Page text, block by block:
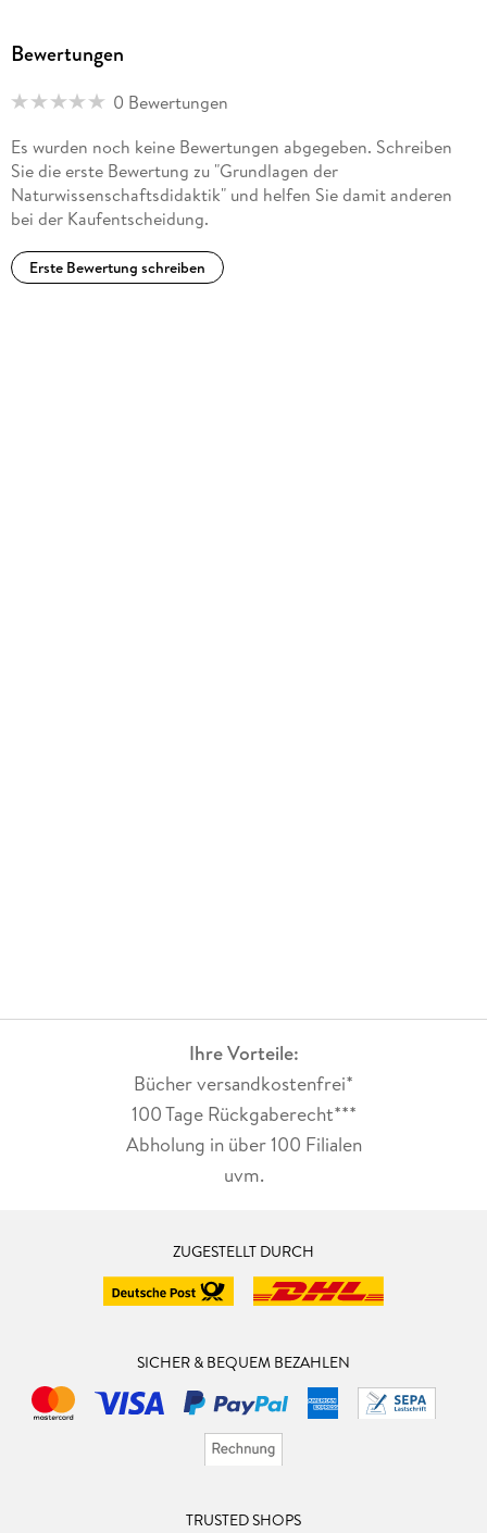
Bewertungen
0 Bewertungen
Es wurden noch keine Bewertungen abgegeben. Schreiben
Sie die erste Bewertung zu "Grundlagen der
Naturwissenschaftsdidaktik" und helfen Sie damit anderen
bei der Kaufentscheidung.
Erste Bewertung schreiben
Ihre Vorteile:
Bücher versandkostenfrei*
100 Tage Rückgaberecht***
Abholung in über 100 Filialen
uvm.
ZUGESTELLT DURCH
SICHER & BEQUEM BEZAHLEN
TRUSTED SHOPS